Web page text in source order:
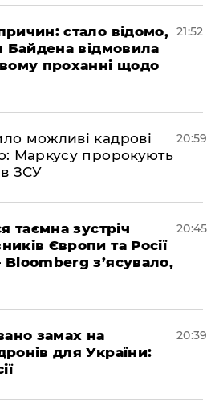
стало відомо,
Байдена відмовила
проханні щодо
21:52
можливі кадрові
Маркусу пророкують
ЗСУ
20:59
таємна зустріч
Європи та Росії
з’ясувало,
20:45
замах на
для України:
20:39